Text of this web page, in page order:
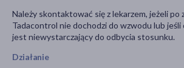
Należy skontaktować się z lekarzem, jeżeli po
Tadacontrol nie dochodzi do wzwodu lub jeśli
jest niewystarczający do odbycia stosunku.
Działanie